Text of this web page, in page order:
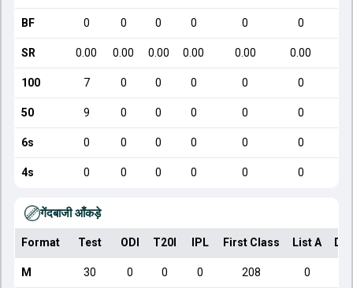
BF 0 0 0 0 0 0
SR 0.00 0.00 0.00 0.00 0.00 0.00
100 7 0 0 0 0 0
50 9 0 0 0 0 0
6s 0 0 0 0 0 0
4s 0 0 0 0 0 0
गेंदबाजी आँकड़े
Format Test ODI T20I IPL First Class List A
M 30 0 0 0 208 0